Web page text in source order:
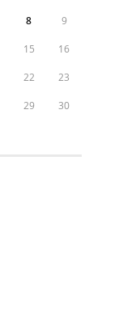
8 9
15 16
22 23
29 30